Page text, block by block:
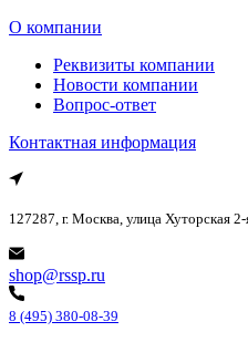
О компании
Реквизиты компании
Новости компании
Вопрос-ответ
Контактная информация
127287, г. Москва, улица Хуторская
shop@rssp.ru
8 (495) 380-08-39